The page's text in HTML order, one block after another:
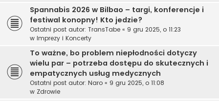
Spannabis 2026 w Bilbao – targi, konferencje i
festiwal konopny! Kto jedzie?
Ostatni post autor: TransTabe « 9 gru 2025, o 11:23
w Imprezy i Koncerty
To ważne, bo problem niepłodności dotyczy
wielu par – potrzeba dostępu do skutecznych i
empatycznych usług medycznych
Ostatni post autor: Naro « 9 gru 2025, o 11:08
w Zdrowie